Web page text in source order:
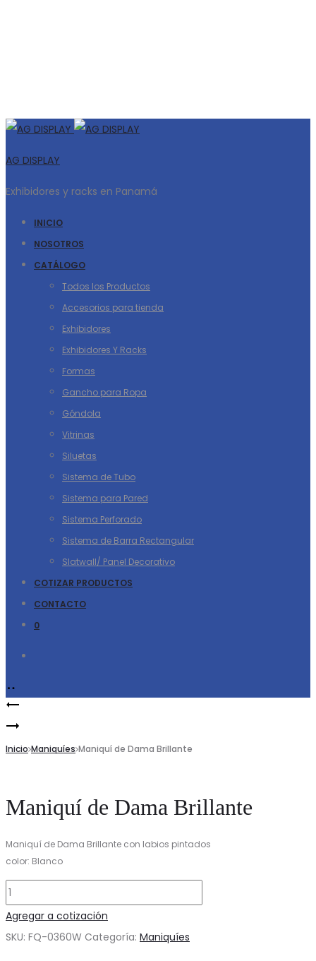
AG DISPLAY
Exhibidores y racks en Panamá
INICIO
NOSOTROS
CATÁLOGO
Todos los Productos
Accesorios para tienda
Exhibidores
Exhibidores Y Racks
Formas
Gancho para Ropa
Góndola
Vitrinas
Siluetas
Sistema de Tubo
Sistema para Pared
Sistema Perforado
Sistema de Barra Rectangular
Slatwall/ Panel Decorativo
COTIZAR PRODUCTOS
CONTACTO
0
Product
navigation
Dama
Maniquí
de
Inicio Maniquíes Maniquí de Dama Brillante
Maniquí de Dama Brillante
Maniquí de Dama Brillante con labios pintados
color: Blanco
Maniquí
de
Dama
Agregar a cotización
SKU: FQ-0360W Categoría: Maniquíes